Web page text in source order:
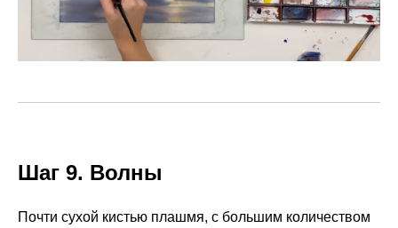
Шаг 9. Волны
Почти сухой кистью плашмя, с большим количеством